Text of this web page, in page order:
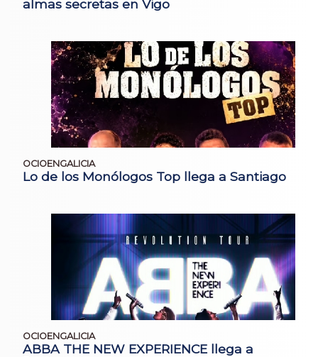
almas secretas en Vigo
OCIOENGALICIA
Lo de los Monólogos Top llega a Santiago
OCIOENGALICIA
ABBA THE NEW EXPERIENCE llega a